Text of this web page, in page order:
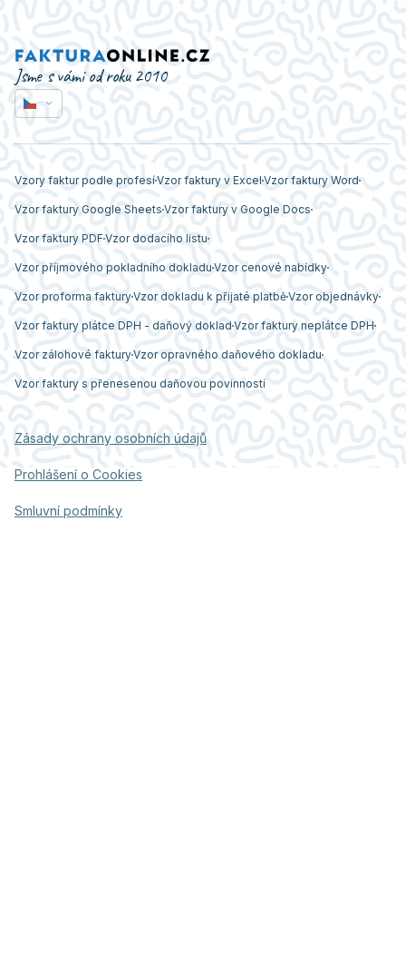
Jsme s vámi od roku 2010
Vzory faktur podle profesíVzor faktury v Excel Vzor faktury Word
Vzor faktury Google Sheets Vzor faktury v Google Docs
Vzor faktury PDF Vzor dodacího listu
Vzor příjmového pokladního dokladu Vzor cenové nabídky
Vzor proforma fakturyVzor dokladu k přijaté platběVzor objednávky
Vzor faktury plátce DPH - daňový doklad Vzor faktury neplátce DPH
Vzor zálohové fakturyVzor opravného daňového dokladu
Vzor faktury s přenesenou daňovou povinností
Zásady ochrany osobních údajů
Prohlášení o Cookies
Smluvní podmínky